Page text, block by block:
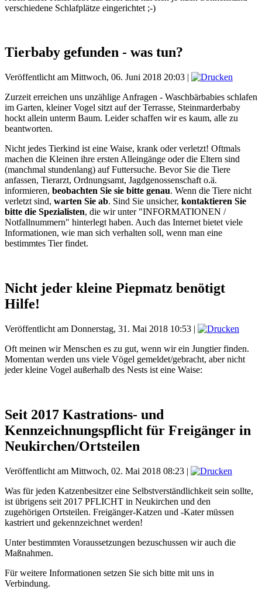
verschiedene Schlafplätze eingerichtet ;-)
Tierbaby gefunden - was tun?
Veröffentlicht am Mittwoch, 06. Juni 2018 20:03 |
Zurzeit erreichen uns unzählige Anfragen - Waschbärbabies schlafen
im Garten, kleiner Vogel sitzt auf der Terrasse, Steinmarderbaby
hockt allein unterm Baum. Leider schaffen wir es kaum, alle zu
beantworten.
Nicht jedes Tierkind ist eine Waise, krank oder verletzt! Oftmals
machen die Kleinen ihre ersten Alleingänge oder die Eltern sind
(manchmal stundenlang) auf Futtersuche. Bevor Sie die Tiere
anfassen, Tierarzt, Ordnungsamt, Jagdgenossenschaft o.ä.
informieren, beobachten Sie sie bitte genau. Wenn die Tiere nicht
verletzt sind, warten Sie ab. Sind Sie unsicher, kontaktieren Sie
bitte die Spezialisten, die wir unter "INFORMATIONEN /
Notfallnummern" hinterlegt haben. Auch das Internet bietet viele
Informationen, wie man sich verhalten soll, wenn man eine
bestimmtes Tier findet.
Nicht jeder kleine Piepmatz benötigt
Hilfe!
Veröffentlicht am Donnerstag, 31. Mai 2018 10:53 |
Oft meinen wir Menschen es zu gut, wenn wir ein Jungtier finden.
Momentan werden uns viele Vögel gemeldet/gebracht, aber nicht
jeder kleine Vogel außerhalb des Nests ist eine Waise:
Seit 2017 Kastrations- und
Kennzeichnungspflicht für Freigänger in
Neukirchen/Ortsteilen
Veröffentlicht am Mittwoch, 02. Mai 2018 08:23 |
Was für jeden Katzenbesitzer eine Selbstverständlichkeit sein sollte,
ist übrigens seit 2017 PFLICHT in Neukirchen und den
zugehörigen Ortsteilen. Freigänger-Katzen und -Kater müssen
kastriert und gekennzeichnet werden!
Unter bestimmten Voraussetzungen bezuschussen wir auch die
Maßnahmen.
Für weitere Informationen setzen Sie sich bitte mit uns in
Verbindung.